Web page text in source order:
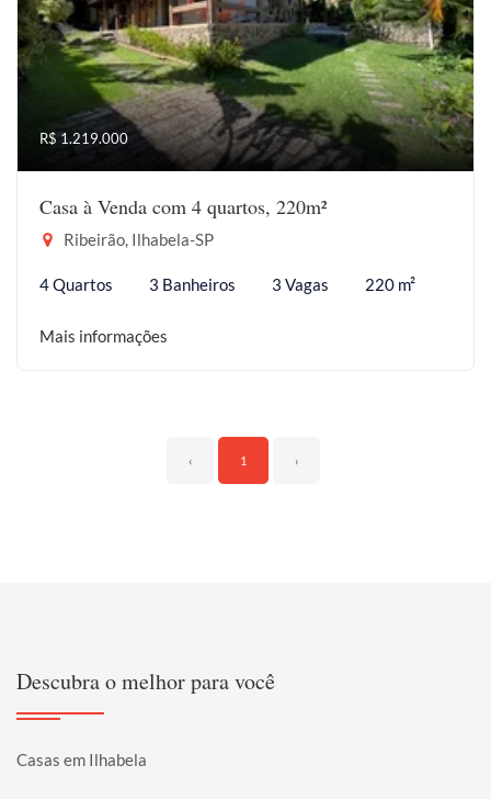
R$ 1.219.000
Casa à Venda com 4 quartos, 220m²
Ribeirão, Ilhabela-SP
4 Quartos 3 Banheiros 3 Vagas 220 m²
Mais informações
‹ 1 ›
Descubra o melhor para você
Casas em Ilhabela